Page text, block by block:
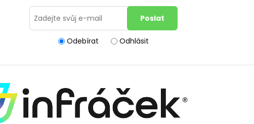
Odebírat Odhlásit